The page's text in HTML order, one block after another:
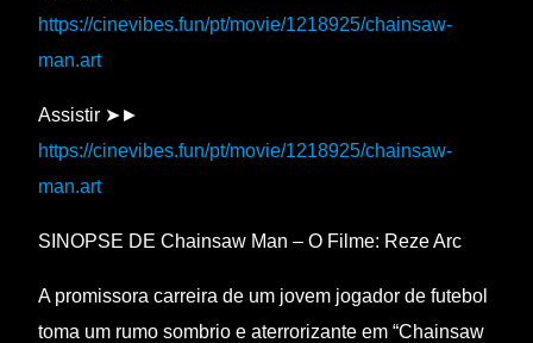
https://cinevibes.fun/pt/movie/1218925/chainsaw-
man.art
Assistir ➤►
https://cinevibes.fun/pt/movie/1218925/chainsaw-
man.art
SINOPSE DE Chainsaw Man – O Filme: Reze Arc
A promissora carreira de um jovem jogador de futebol
toma um rumo sombrio e aterrorizante em “Chainsaw